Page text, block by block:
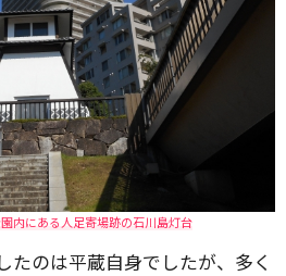
内にある人足寄場跡の石川島灯台
たのは平蔵自身でしたが、多く